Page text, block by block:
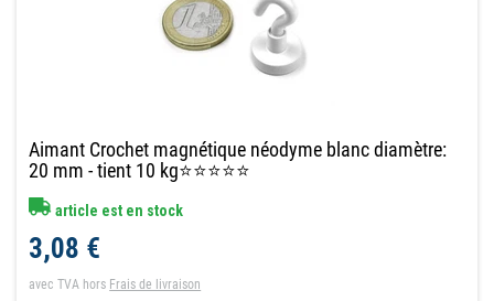
Aimant Crochet magnétique néodyme blanc diamètre:
20 mm - tient 10 kg⭐⭐⭐⭐⭐
article est en stock
3,08 €
avec TVA hors Frais de livraison